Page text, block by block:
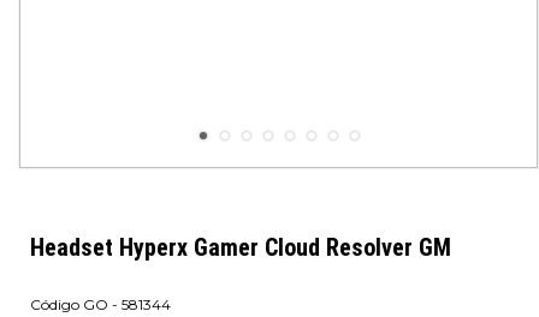
Headset Hyperx Gamer Cloud Resolver GM
GO - 581344